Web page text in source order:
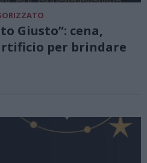
Giusto”: cena,
per brindare